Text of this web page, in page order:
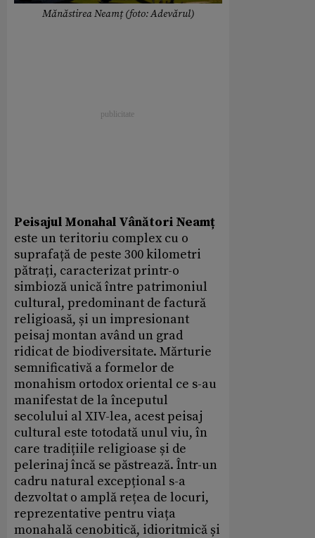
Mănăstirea Neamț (foto: Adevărul)
Peisajul Monahal Vânători Neamț
este un teritoriu complex cu o
suprafață de peste 300 kilometri
pătrați, caracterizat printr-o
simbioză unică între patrimoniul
cultural, predominant de factură
religioasă, și un impresionant
peisaj montan având un grad
ridicat de biodiversitate. Mărturie
semnificativă a formelor de
monahism ortodox oriental ce s-au
manifestat de la începutul
secolului al XIV-lea, acest peisaj
cultural este totodată unul viu, în
care tradițiile religioase și de
pelerinaj încă se păstrează. Într-un
cadru natural excepțional s-a
dezvoltat o amplă rețea de locuri,
reprezentative pentru viața
monahală cenobitică, idioritmică și